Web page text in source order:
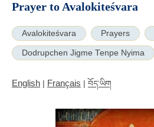
Prayer to Avalokiteśvara
Avalokiteśvara Prayers
Dodrupchen Jigme Tenpe Nyima
English | Français | བོད་ཡིག